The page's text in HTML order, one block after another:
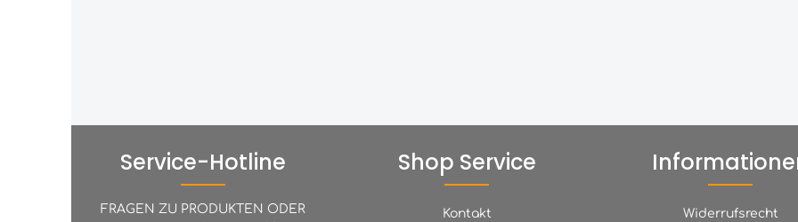
Service-Hotline
FRAGEN ZU PRODUKTEN ODER
Shop Service
Kontakt Widerrufsrecht